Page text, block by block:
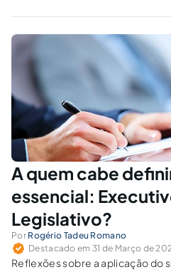
determinou que o Senado
para investigar gestão do
Bolsonaro no combate à
A quem cabe
essencial:
Legislativo?
Por Rogério Tadeu Romano
Destacado em 31 de Março de
Reflexões sobre a aplicação do